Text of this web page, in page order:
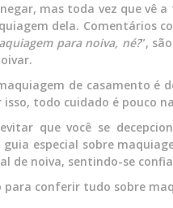
mas toda vez que vê
dela. Comentários
para noiva, né?”,
de casamento é
isso, todo cuidado é pouco
que você se
guia especial sobre
de noiva, sentindo-se
para conferir tudo sobre